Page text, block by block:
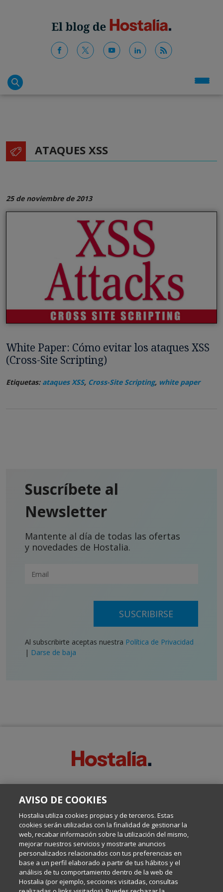
ATAQUES XSS
25 de noviembre de 2013
White Paper: Cómo evitar los ataques XSS
(Cross-Site Scripting)
Etiquetas: ataques XSS, Cross-Site Scripting, white paper
Suscríbete al
Newsletter
Mantente al día de todas las ofertas
y novedades de Hostalia.
SUSCRIBIRSE
Al subscribirte aceptas nuestra Política de Privacidad
| Darse de baja
Escrito por el equipo de Comunicación de Hostalia, dirigido por
Internet y Tecnología.
Política de privacidad
Política de cookies
AVISO DE COOKIES
Hostalia utiliza cookies propias y de terceros. Estas
cookies serán utilizadas con la finalidad de gestionar la
web, recabar información sobre la utilización del mismo,
mejorar nuestros servicios y mostrarte anuncios
personalizados relacionados con tus preferencias en
base a un perfil elaborado a partir de tus hábitos y el
análisis de tu comportamiento dentro de la web de
Hostalia (por ejemplo, secciones visitadas, consultas